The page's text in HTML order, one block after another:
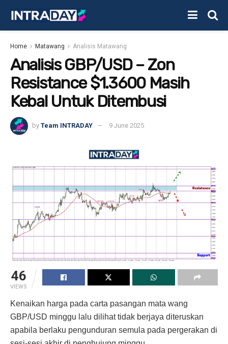
Home Matawang Analisis Matawang
Analisis GBP/USD – Zon
Resistance $1.3600 Masih
Kebal Untuk Ditembusi
by Team INTRADAY 9 June 2025
46
VIEWS
Kenaikan harga pada carta pasangan mata wang
GBP/USD minggu lalu dilihat tidak berjaya diteruskan
apabila berlaku pengunduran semula pada pergerakan di